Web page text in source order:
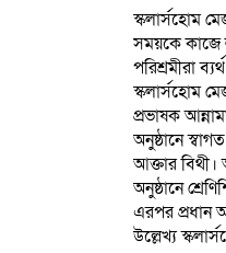
স্কলার্সহোম
সময়কে কাজে
পরিশ্রমীরা
স্কলার্সহোম
প্রভাষক
অনুষ্ঠানে
আক্তার
অনুষ্ঠানে
এরপর প্রধান
উল্লেখ্য